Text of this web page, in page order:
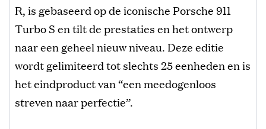
R, is gebaseerd op de iconische Porsche 911
Turbo S en tilt de prestaties en het ontwerp
naar een geheel nieuw niveau. Deze editie
wordt gelimiteerd tot slechts 25 eenheden en is
het eindproduct van “een meedogenloos
streven naar perfectie”.